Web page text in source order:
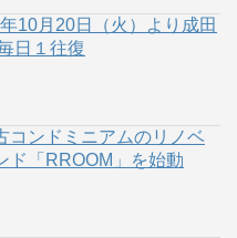
10月20日（火）より成田
日１往復
コンドミニアムのリノベ
ド「RROOM」を始動